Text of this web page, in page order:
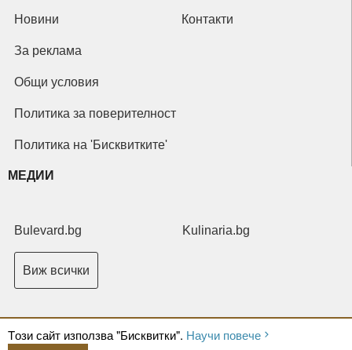
Tози сайт използва "Бисквитки". Научи повече
Новини Контакти
За реклама
Общи условия
Политика за поверителност
Политика на 'Бисквитките'
МЕДИИ
Bulevard.bg Kulinaria.bg
Виж всички